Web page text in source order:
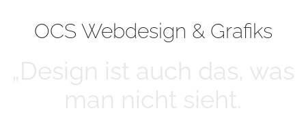
OCS Webdesign & Grafiks